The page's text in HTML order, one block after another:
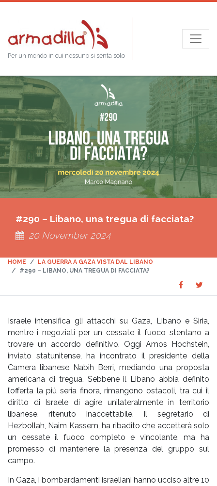
Per un mondo in cui nessuno si senta solo
#290 – Libano, una tregua di facciata?
20 November 2024
HOME
LA GUERRA A GAZA VISTA DAL LIBANO
#290 – LIBANO, UNA TREGUA DI FACCIATA?
Share
on
on
Israele intensifica gli attacchi su Gaza, Libano e Siria,
mentre i negoziati per un cessate il fuoco stentano a
trovare un accordo definitivo. Oggi Amos Hochstein,
inviato statunitense, ha incontrato il presidente della
Camera libanese Nabih Berri, mediando una proposta
americana di tregua. Sebbene il Libano abbia definito
l’offerta la più seria finora, rimangono ostacoli, tra cui il
diritto di Israele di agire unilateralmente in territorio
libanese, ritenuto inaccettabile. Il segretario di
Hezbollah, Naim Kassem, ha ribadito che accetterà solo
un cessate il fuoco completo e vincolante, ma ha
promesso di mantenere la presenza del gruppo sul
campo.
In Gaza, i bombardamenti israeliani hanno ucciso altre 10